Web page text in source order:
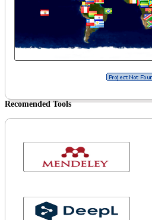
Recomended Tools